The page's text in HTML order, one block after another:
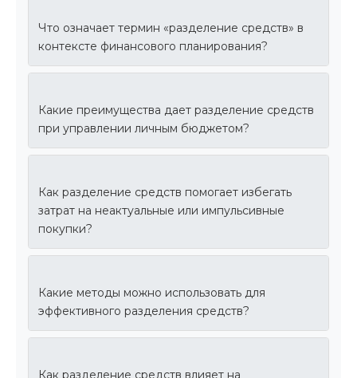
Что означает термин «разделение средств» в
контексте финансового планирования?
Какие преимущества дает разделение средств
при управлении личным бюджетом?
Как разделение средств помогает избегать
затрат на неактуальные или импульсивные
покупки?
Какие методы можно использовать для
эффективного разделения средств?